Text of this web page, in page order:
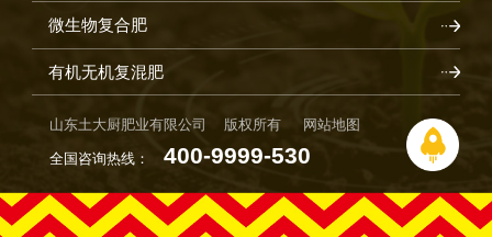
微生物复合肥
有机无机复混肥
山东土大厨肥业有限公司 版权所有 网站地图
全国咨询热线： 400-9999-530